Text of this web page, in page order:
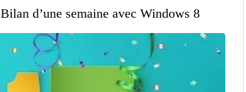
Bilan d’une semaine avec Windows 8